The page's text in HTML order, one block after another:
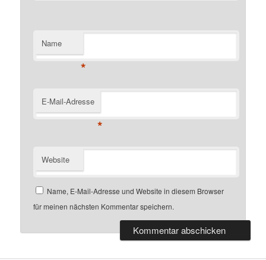
Name
*
E-Mail-Adresse
*
Website
Name, E-Mail-Adresse und Website in diesem Browser
für meinen nächsten Kommentar speichern.